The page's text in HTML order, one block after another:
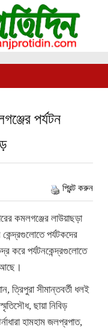
পর্যটন
প্রিন্ট করুন
কমলগঞ্জের লাউয়াছড়া
পর্যটকদের
করে পর্যটনকেন্দ্রগুলোতে
আছে।
ত্রিপুরা সীমান্তবর্তী ধলই
ছায়া নিবিড়
হামহাম জলপ্রপাত,